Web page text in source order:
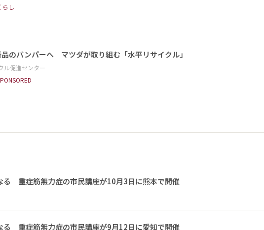
らし
のバンパーへ マツダが取り組む「水平リサイクル」
ル促進センター
る 重症筋無力症の市民講座が10月3日に熊本で開催
る 重症筋無力症の市民講座が9月12日に愛知で開催